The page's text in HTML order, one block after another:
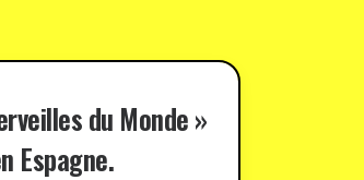
du Monde »
Espagne.